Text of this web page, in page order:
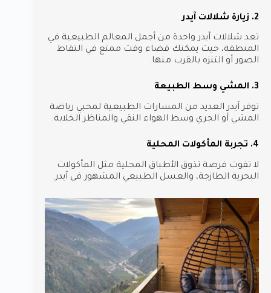
2. زيارة شلالات آيدر
تعد شلالات آيدر واحدة من أجمل المعالم الطبيعية في
المنطقة، حيث يمكنك قضاء وقت ممتع في التقاط
الصور أو التنزه بالقرب منها.
3. المشي وسط الطبيعة
توفر آيدر العديد من المسارات الطبيعية لمحبي رياضة
المشي أو الجري وسط الهواء النقي والمناظر الخلابة.
4. تجربة المأكولات المحلية
لا تفوت فرصة تذوق الأطباق المحلية مثل المأكولات
البحرية الطازجة، والعسل الطبيعي المشهور في آيدر.